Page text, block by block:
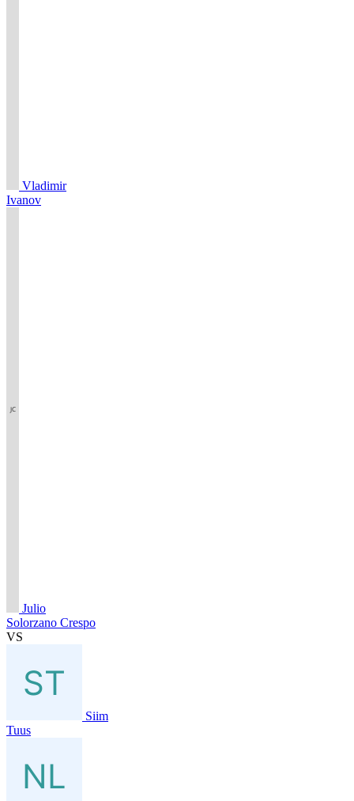
Vladimir
Ivanov
Julio
Solorzano Crespo
VS
Siim
Tuus